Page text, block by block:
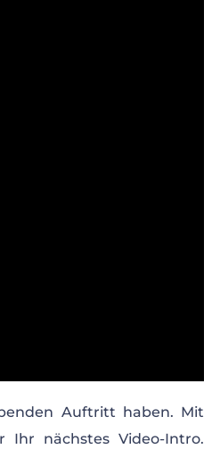
Auftritt haben. Mit
Ihr nächstes Video-Intro.